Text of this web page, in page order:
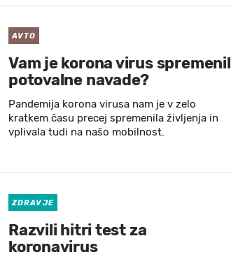
AVTO
Vam je korona virus spremenil
potovalne navade?
Pandemija korona virusa nam je v zelo
kratkem času precej spremenila življenja in
vplivala tudi na našo mobilnost.
ZDRAVJE
Razvili hitri test za
koronavirus